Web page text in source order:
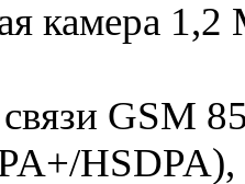
камера 1,2
GSM